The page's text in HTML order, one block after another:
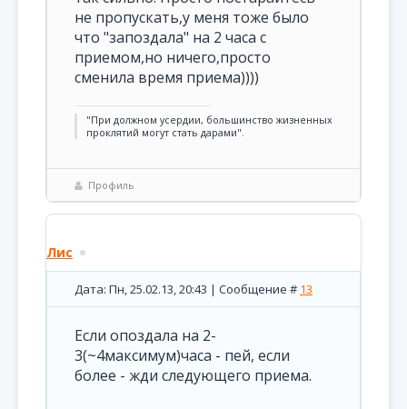
не пропускать,у меня тоже было
что "запоздала" на 2 часа с
приемом,но ничего,просто
сменила время приема))))
"При должном усердии, большинство жизненных
проклятий могут стать дарами".
Профиль
Лис
Дата: Пн, 25.02.13, 20:43 | Сообщение # 13
Если опоздала на 2-
3(~4максимум)часа - пей, если
более - жди следующего приема.